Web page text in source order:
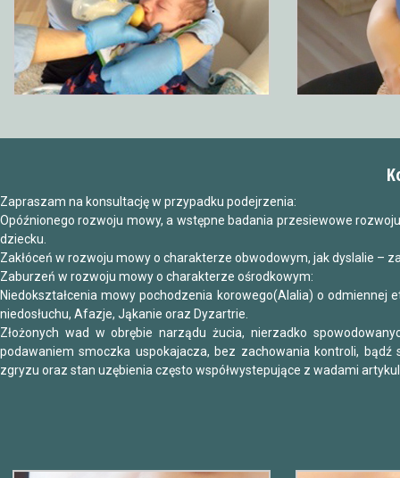
Zapraszam na konsultację w przypadku podejrzenia:
Opóźnionego rozwoju mowy, a wstępne badania przesiewowe
dziecku.
Zakłóceń w rozwoju mowy o charakterze obwodowym, jak dyslalie –
Zaburzeń w rozwoju mowy o charakterze ośrodkowym:
Niedokształcenia mowy pochodzenia korowego(Alalia) o
niedosłuchu, Afazje, Jąkanie oraz Dyzartrie.
Złożonych wad w obrębie narządu żucia, nierzadko
podawaniem smoczka uspokajacza, bez zachowania kontroli,
zgryzu oraz stan uzębienia często współwystepujące z wadami